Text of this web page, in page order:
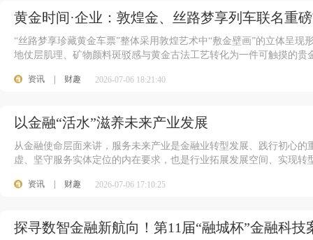
黄金时间·企业：敦煌金、丝路梦享列车联名重
“丝路梦享珍藏黄金车票”整体采用敦煌艺术中“敷金壁画”的立体呈
地仗层肌理、矿物颜料斑驳感与黄金古法工艺转化为一件可触摸的贵
资讯 财趣 2026-07-06 18:21:40
以金融“活水”滋养未来产业发展
从金融使命层面来讲，服务未来产业是金融业转型发展、践行初心
虚、坚守服务实体定位的内在要求，也是行业拓展发展空间、实现转
资讯 财趣 2026-07-06 17:10:25
探寻数智金融新航向！第11届“融城杯”金融科技